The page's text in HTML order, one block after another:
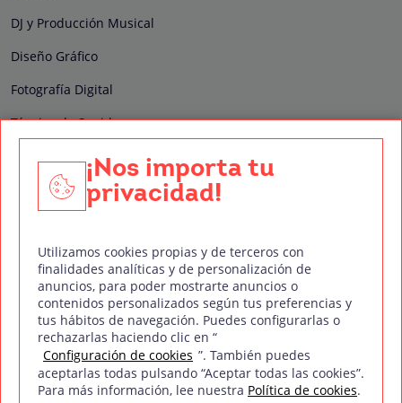
DJ y Producción Musical
Diseño Gráfico
Fotografía Digital
Técnico de Sonido
Edición y Postproducción de Vídeo
Nuestros sellos de calidad
Síguenos en Redes Sociales
Política de privacidad Política de cookies Aviso legal
¡Nos importa tu
privacidad!
Utilizamos cookies propias y de terceros con
finalidades analíticas y de personalización de
anuncios, para poder mostrarte anuncios o
contenidos personalizados según tus preferencias y
tus hábitos de navegación. Puedes configurarlas o
rechazarlas haciendo clic en “
Configuración de cookies ”. También puedes
aceptarlas todas pulsando “Aceptar todas las cookies”.
Para más información, lee nuestra Política de cookies.